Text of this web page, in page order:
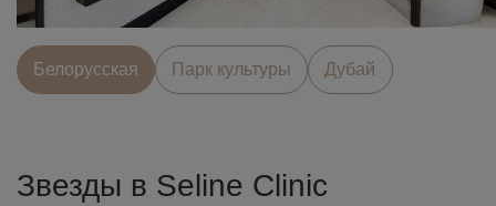
Белорусcкая Парк культуры Дубай
Звезды в Seline Clinic